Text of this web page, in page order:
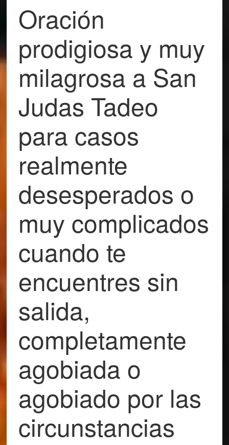
Oración
prodigiosa y muy
milagrosa a San
Judas Tadeo
para casos
realmente
desesperados o
muy complicados
cuando te
encuentres sin
salida,
completamente
agobiada o
agobiado por las
circunstancias